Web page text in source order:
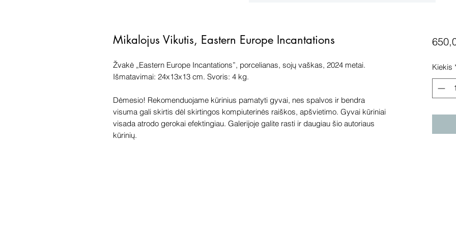
Mikalojus Vikutis, Eastern Europe Incantations
Žvakė „Eastern Europe Incantations”, porcelianas, sojų vaškas, 2024 metai.
Išmatavimai: 24x13x13 cm. Svoris: 4 kg.
Dėmesio! Rekomenduojame kūrinius pamatyti gyvai, nes spalvos ir bendra
visuma gali skirtis dėl skirtingos kompiuterinės raiškos, apšvietimo. Gyvai kūriniai
visada atrodo gerokai efektingiau. Galerijoje galite rasti ir daugiau šio autoriaus
kūrinių.
Kiekis